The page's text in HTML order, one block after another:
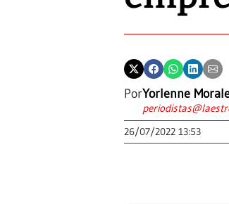
PorYorlenne
26/07/2022 13:53